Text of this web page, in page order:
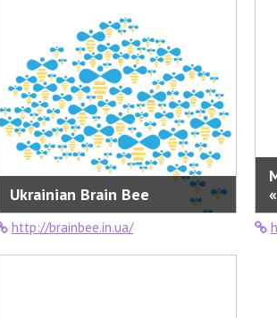
Ukrainian Brain Bee
http://brainbee.in.ua/